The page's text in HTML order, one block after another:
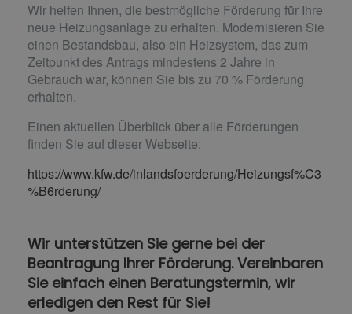
Wir helfen Ihnen, die bestmögliche Förderung für Ihre
neue Heizungsanlage zu erhalten. Modernisieren Sie
einen Bestandsbau, also ein Heizsystem, das zum
Zeitpunkt des Antrags mindestens 2 Jahre in
Gebrauch war, können Sie bis zu 70 % Förderung
erhalten.
Einen aktuellen Überblick über alle Förderungen
finden Sie auf dieser Webseite:
https://www.kfw.de/inlandsfoerderung/Heizungsf%C3
%B6rderung/
Wir unterstützen Sie gerne bei der
Beantragung Ihrer Förderung. Vereinbaren
Sie einfach einen Beratungstermin, wir
erledigen den Rest für Sie!